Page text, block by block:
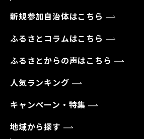
新規参加自治体はこちら
ふるさとコラムはこちら
ふるさとからの声はこちら
人気ランキング
キャンペーン・特集
地域から探す